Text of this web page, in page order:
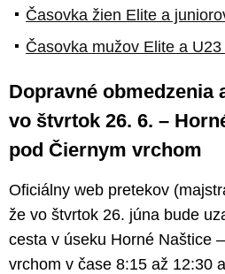
Časovka žien Elite a
Časovka mužov Elite a
Dopravné obmedzenia
vo štvrtok 26. 6. –
pod Čiernym vrchom
Oficiálny web pretekov
že vo štvrtok 26. júna bude
cesta v úseku Horné Naštice
vrchom v čase 8:15 až 12:30